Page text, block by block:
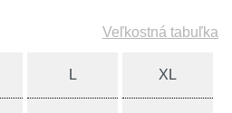
Veľkostná tabuľka
L XL